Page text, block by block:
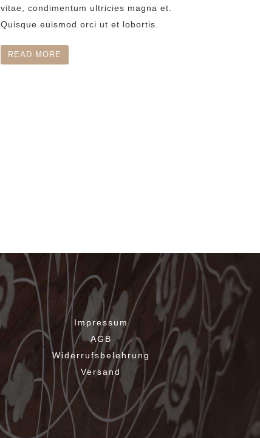
vitae, condimentum ultricies magna et.
Quisque euismod orci ut et lobortis.
READ MORE
Impressum
AGB
Widerrufsbelehrung
Versand